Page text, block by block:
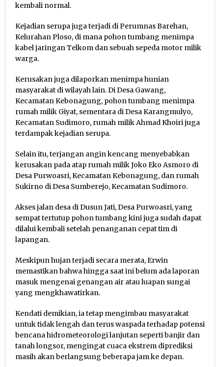
kembali normal.
Kejadian serupa juga terjadi di Perumnas Barehan,
Kelurahan Ploso, di mana pohon tumbang menimpa
kabel jaringan Telkom dan sebuah sepeda motor milik
warga.
Kerusakan juga dilaporkan menimpa hunian
masyarakat di wilayah lain. Di Desa Gawang,
Kecamatan Kebonagung, pohon tumbang menimpa
rumah milik Giyat, sementara di Desa Karangmulyo,
Kecamatan Sudimoro, rumah milik Ahmad Khoiri juga
terdampak kejadian serupa.
Selain itu, terjangan angin kencang menyebabkan
kerusakan pada atap rumah milik Joko Eko Asmoro di
Desa Purwoasri, Kecamatan Kebonagung, dan rumah
Sukirno di Desa Sumberejo, Kecamatan Sudimoro.
Akses jalan desa di Dusun Jati, Desa Purwoasri, yang
sempat tertutup pohon tumbang kini juga sudah dapat
dilalui kembali setelah penanganan cepat tim di
lapangan.
Meskipun hujan terjadi secara merata, Erwin
memastikan bahwa hingga saat ini belum ada laporan
masuk mengenai genangan air atau luapan sungai
yang mengkhawatirkan.
Kendati demikian, ia tetap mengimbau masyarakat
untuk tidak lengah dan terus waspada terhadap potensi
bencana hidrometeorologi lanjutan seperti banjir dan
tanah longsor, mengingat cuaca ekstrem diprediksi
masih akan berlangsung beberapa jam ke depan.